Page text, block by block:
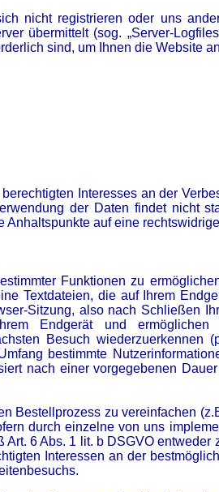
nicht registrieren oder uns
übermittelt (sog. „Server-
sind, um Ihnen die Website
Interesses an der
der Daten findet nicht
auf eine
Funktionen zu
Textdateien, die auf Ihrem
Sitzung, also nach Schließen
Endgerät und
Besuch wiederzuerkennen
bestimmte
nach einer vorgegebenen
Bestellprozess zu vereinfachen
durch einzelne von uns
6 Abs. 1 lit. b DSGVO entweder
Interessen an der